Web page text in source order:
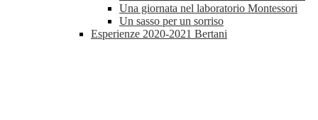
Una giornata nel laboratorio Montessori
Un sasso per un sorriso
Esperienze 2020-2021 Bertani